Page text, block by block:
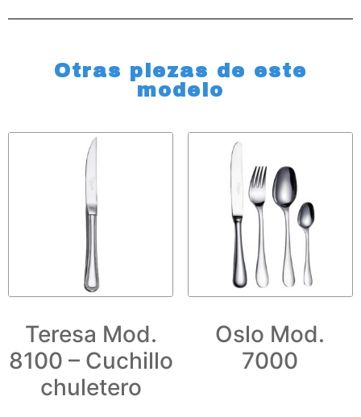
Otras piezas de este
modelo
Teresa Mod.
8100 – Cuchillo
chuletero
Oslo Mod.
7000